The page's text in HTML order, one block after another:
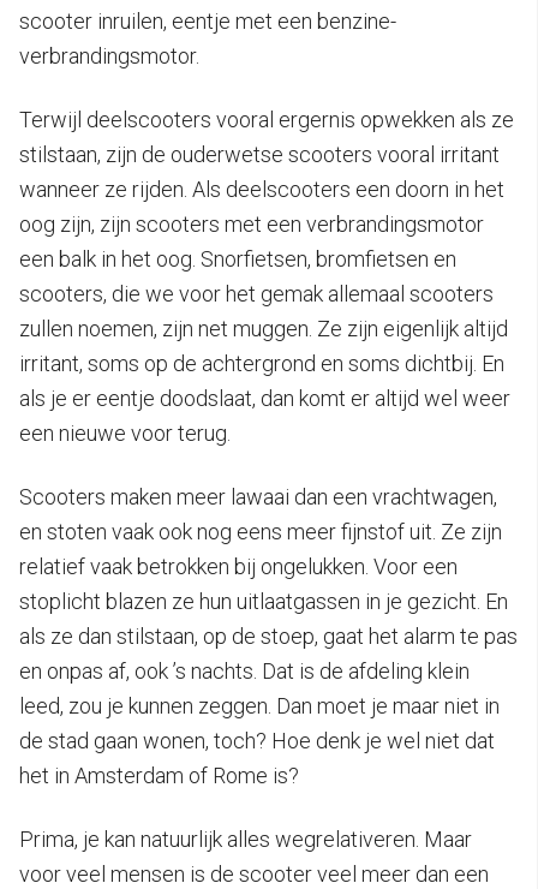
scooter inruilen, eentje met een benzine-
verbrandingsmotor.
Terwijl deelscooters vooral ergernis opwekken als ze
stilstaan, zijn de ouderwetse scooters vooral irritant
wanneer ze rijden. Als deelscooters een doorn in het
oog zijn, zijn scooters met een verbrandingsmotor
een balk in het oog. Snorfietsen, bromfietsen en
scooters, die we voor het gemak allemaal scooters
zullen noemen, zijn net muggen. Ze zijn eigenlijk altijd
irritant, soms op de achtergrond en soms dichtbij. En
als je er eentje doodslaat, dan komt er altijd wel weer
een nieuwe voor terug.
Scooters maken meer lawaai dan een vrachtwagen,
en stoten vaak ook nog eens meer fijnstof uit. Ze zijn
relatief vaak betrokken bij ongelukken. Voor een
stoplicht blazen ze hun uitlaatgassen in je gezicht. En
als ze dan stilstaan, op de stoep, gaat het alarm te pas
en onpas af, ook ’s nachts. Dat is de afdeling klein
leed, zou je kunnen zeggen. Dan moet je maar niet in
de stad gaan wonen, toch? Hoe denk je wel niet dat
het in Amsterdam of Rome is?
Prima, je kan natuurlijk alles wegrelativeren. Maar
voor veel mensen is de scooter veel meer dan een